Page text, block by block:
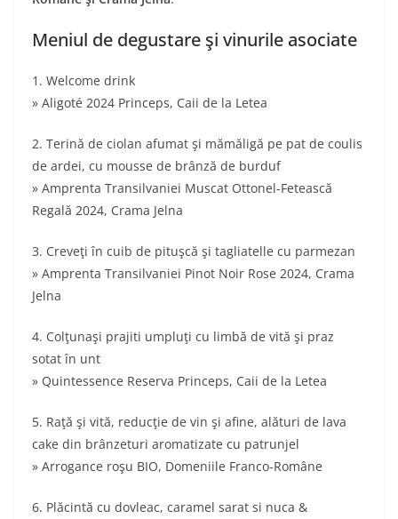
Meniul de degustare şi vinurile asociate
1. Welcome drink
» Aligoté 2024 Princeps, Caii de la Letea
2. Terină de ciolan afumat şi mămăligă pe pat de coulis
de ardei, cu mousse de brânză de burduf
» Amprenta Transilvaniei Muscat Ottonel-Fetească
Regală 2024, Crama Jelna
3. Creveţi în cuib de pituşcă şi tagliatelle cu parmezan
» Amprenta Transilvaniei Pinot Noir Rose 2024, Crama
Jelna
4. Colţunaşi prajiti umpluţi cu limbă de vită şi praz
sotat în unt
» Quintessence Reserva Princeps, Caii de la Letea
5. Raţă şi vită, reducţie de vin şi afine, alături de lava
cake din brânzeturi aromatizate cu patrunjel
» Arrogance roşu BIO, Domeniile Franco-Române
6. Plăcintă cu dovleac, caramel sarat si nuca &